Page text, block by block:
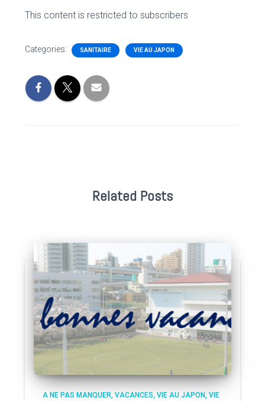
This content is restricted to subscribers
Categories: SANITAIRE VIE AU JAPON
Related Posts
A NE PAS MANQUER VACANCES VIE AU JAPON VIE